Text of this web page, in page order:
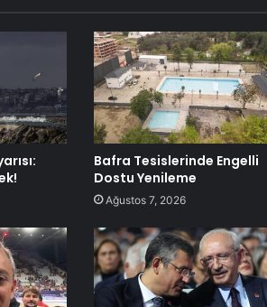
Bafra Tesislerinde Engelli
Dostu Yenileme
Ağustos 7, 2026